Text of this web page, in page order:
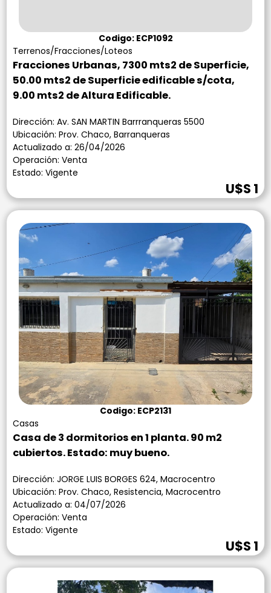
Codigo: ECP1092
Terrenos/Fracciones/Loteos
Fracciones Urbanas, 7300 mts2 de Superficie,
50.00 mts2 de Superficie edificable s/cota,
9.00 mts2 de Altura Edificable.
Dirección: Av. SAN MARTIN Barrranqueras 5500
Ubicación: Prov. Chaco, Barranqueras
Actualizado a: 26/04/2026
Operación: Venta
Estado: Vigente
U$S 1
Codigo: ECP2131
Casas
Casa de 3 dormitorios en 1 planta. 90 m2
cubiertos. Estado: muy bueno.
Dirección: JORGE LUIS BORGES 624, Macrocentro
Ubicación: Prov. Chaco, Resistencia, Macrocentro
Actualizado a: 04/07/2026
Operación: Venta
Estado: Vigente
U$S 1